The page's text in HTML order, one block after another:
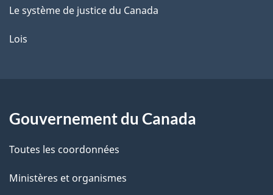
Le système de justice du Canada
Lois
Gouvernement du Canada
Toutes les coordonnées
Ministères et organismes